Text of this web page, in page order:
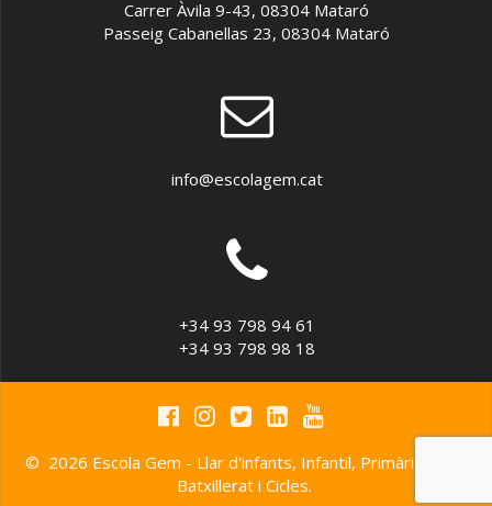
Carrer Àvila 9-43, 08304 Mataró
Passeig Cabanellas 23, 08304 Mataró
info@escolagem.cat
+34 93 798 94 61
+34 93 798 98 18
© 2026 Escola Gem - Llar d'infants, Infantil, Primària, ESO,
Batxillerat i Cicles.